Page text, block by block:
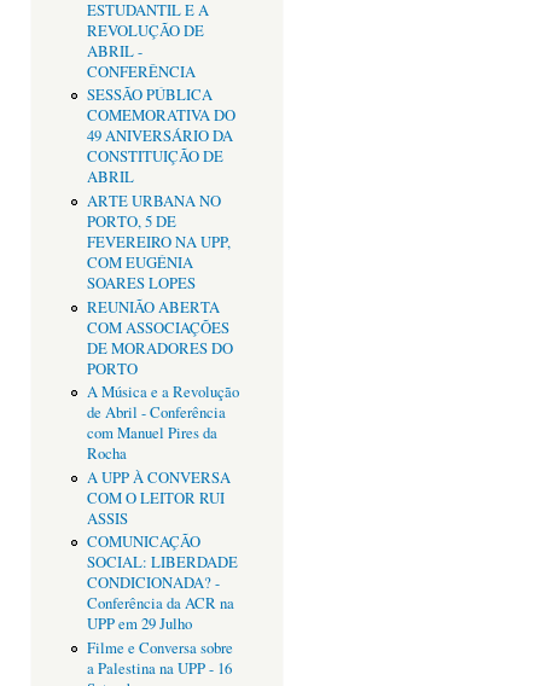
ESTUDANTIL E A
REVOLUÇÃO DE
ABRIL -
CONFERÊNCIA
SESSÃO PÚBLICA
COMEMORATIVA DO
49 ANIVERSÁRIO DA
CONSTITUIÇÃO DE
ABRIL
ARTE URBANA NO
PORTO, 5 DE
FEVEREIRO NA UPP,
COM EUGÉNIA
SOARES LOPES
REUNIÃO ABERTA
COM ASSOCIAÇÕES
DE MORADORES DO
PORTO
A Música e a Revolução
de Abril - Conferência
com Manuel Pires da
Rocha
A UPP À CONVERSA
COM O LEITOR RUI
ASSIS
COMUNICAÇÃO
SOCIAL: LIBERDADE
CONDICIONADA? -
Conferência da ACR na
UPP em 29 Julho
Filme e Conversa sobre
a Palestina na UPP - 16